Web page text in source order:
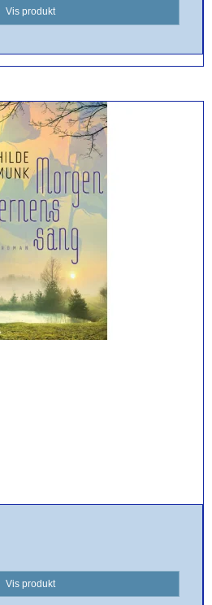
Vis produkt
Vis produkt